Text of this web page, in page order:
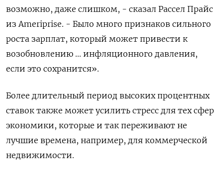
возможно, даже слишком, - сказал Рассел Прайс
из Ameriprise. - Было много признаков сильного
роста зарплат, который может привести к
возобновлению ... инфляционного давления,
если это сохранится».
Более длительный период высоких процентных
ставок также может усилить стресс для тех сфер
экономики, которые и так переживают не
лучшие времена, например, для коммерческой
недвижимости.